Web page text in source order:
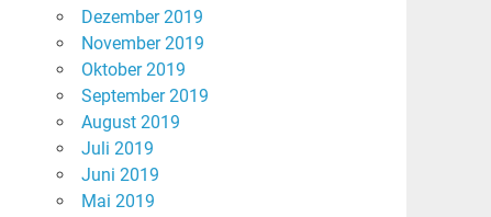
Dezember 2019
November 2019
Oktober 2019
September 2019
August 2019
Juli 2019
Juni 2019
Mai 2019